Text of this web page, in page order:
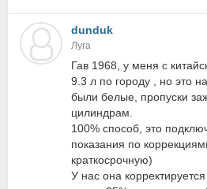
dunduk
Луга
Гав 1968, у меня с
9.3 л по городу , но это
были белые, пропуски
цилиндрам.
100% способ, это
показания по
краткосрочную)
У нас она